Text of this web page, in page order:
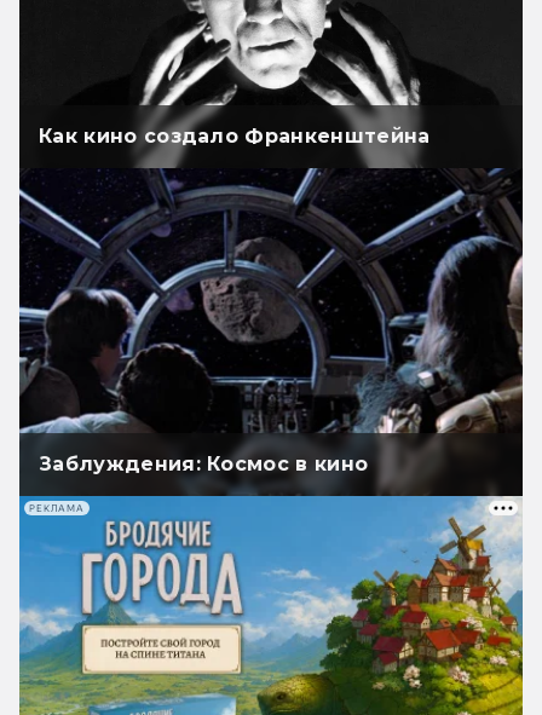
Как кино создало Франкенштейна
Заблуждения: Космос в кино
РЕКЛАМА